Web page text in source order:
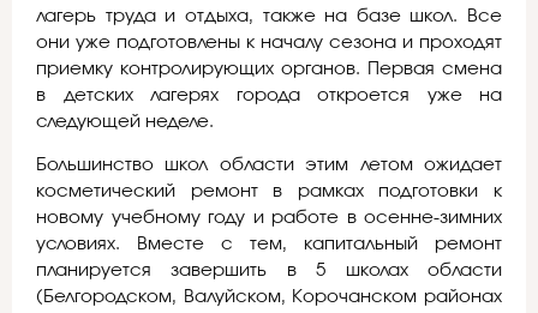
лагерь труда и отдыха, также на базе школ. Все
они уже подготовлены к началу сезона и проходят
приемку контролирующих органов. Первая смена
в детских лагерях города откроется уже на
следующей неделе.
Большинство школ области этим летом ожидает
косметический ремонт в рамках подготовки к
новому учебному году и работе в осенне-зимних
условиях. Вместе с тем, капитальный ремонт
планируется завершить в 5 школах области
(Белгородском, Валуйском, Корочанском районах